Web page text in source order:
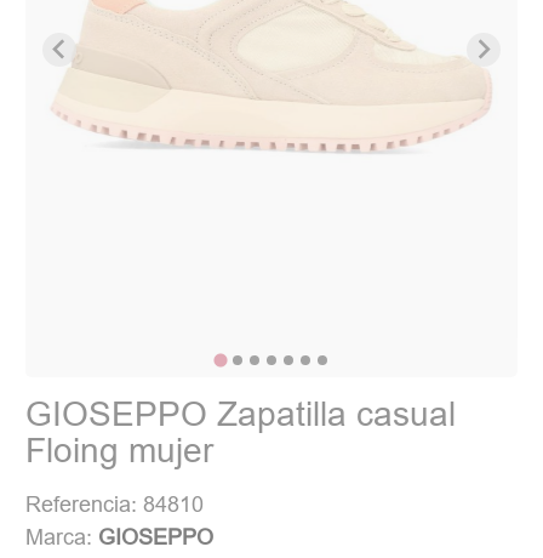
GIOSEPPO Zapatilla casual
Floing mujer
Referencia: 84810
Marca: GIOSEPPO